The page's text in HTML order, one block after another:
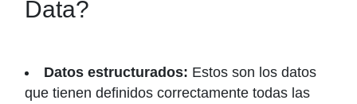
Data?
Datos estructurados: Estos son los datos
que tienen definidos correctamente todas las